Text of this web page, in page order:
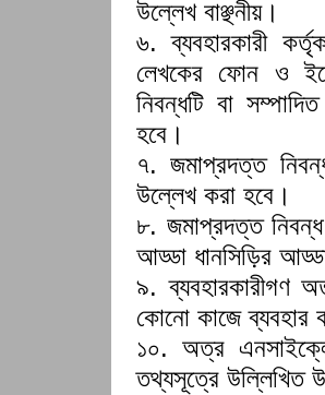
উল্লেখ বাঞ্ছনীয়।
৬. ব্যবহারকারী
লেখকের ফোন ও
নিবন্ধটি বা
হবে।
৭. জমাপ্রদত্ত
উল্লেখ করা হবে।
৮. জমাপ্রদত্ত নিবন্ধ
আড্ডা ধানসিড়ির
৯. ব্যবহারকারীগণ
কোনো কাজে ব্যবহার
১০. অত্র
তথ্যসূত্রে উল্লিখিত